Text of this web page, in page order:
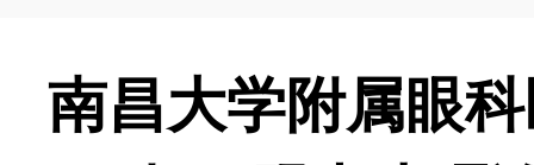
南昌大学附属眼